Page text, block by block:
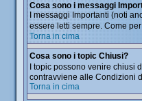
Cosa sono i messaggi
I messaggi Importanti (noti
essere letti sempre. Come
Torna in cima
Cosa sono i topic Chiusi?
I topic possono venire
contravviene alle Condizioni
Torna in cima